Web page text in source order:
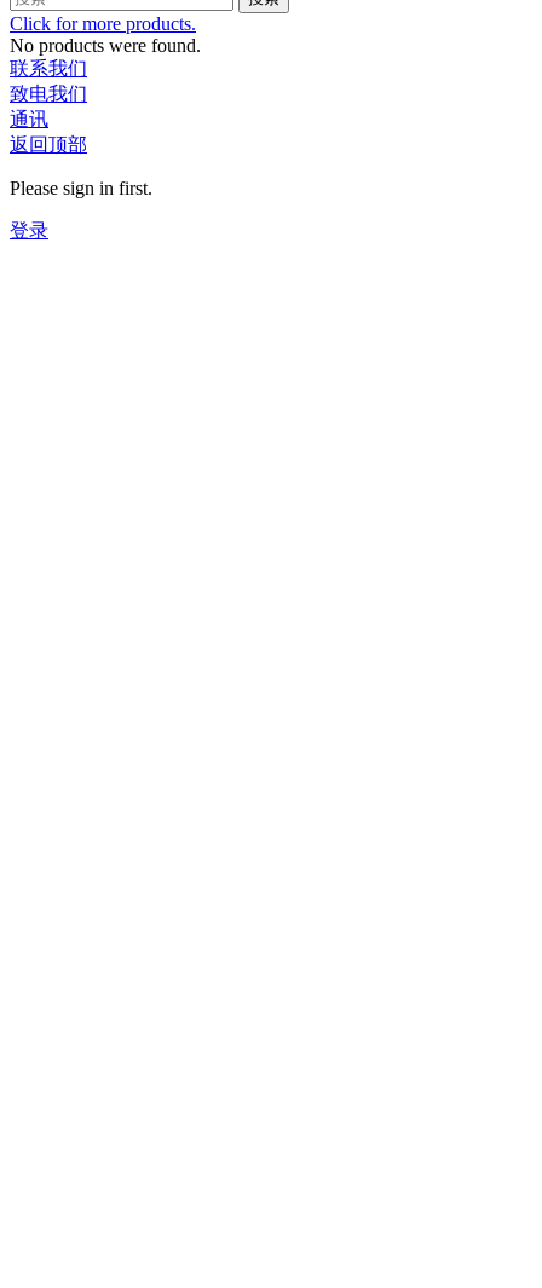
Click for more products.
No products were found.
联系我们
致电我们
通讯
返回顶部
Please sign in first.
登录